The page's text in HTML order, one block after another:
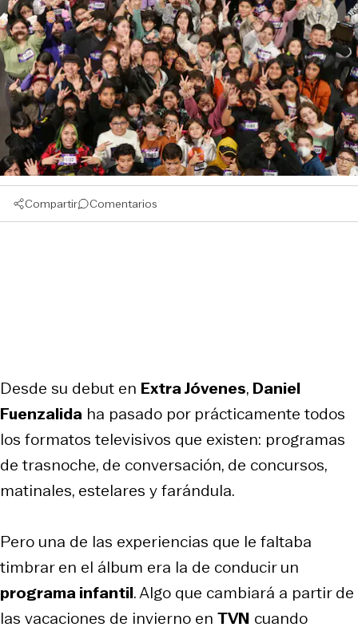
Compartir Comentarios
Desde su debut en Extra Jóvenes, Daniel
Fuenzalida ha pasado por prácticamente todos
los formatos televisivos que existen: programas
de trasnoche, de conversación, de concursos,
matinales, estelares y farándula.
Pero una de las experiencias que le faltaba
timbrar en el álbum era la de conducir un
programa infantil. Algo que cambiará a partir de
las vacaciones de invierno en TVN cuando